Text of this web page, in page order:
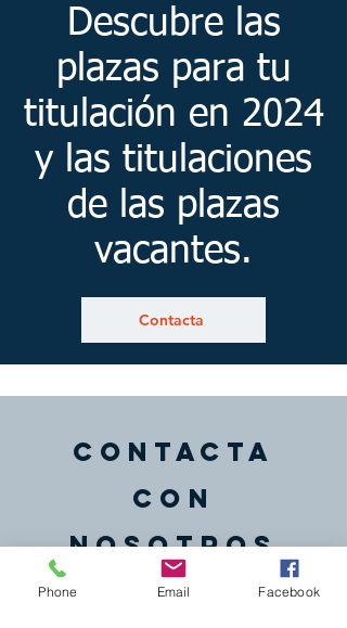
Descubre las
plazas para tu
titulación en 2024
y las titulaciones
de las plazas
vacantes.
Contacta
CONTACTA
CON
NOSOTROS
Tel.
Phone Email Facebook